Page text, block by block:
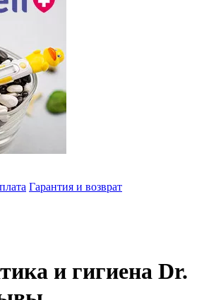
Гарантия и возврат
и гигиена Dr.